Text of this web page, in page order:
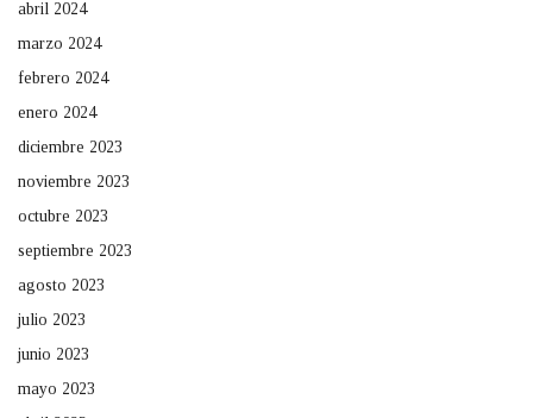
abril 2024
marzo 2024
febrero 2024
enero 2024
diciembre 2023
noviembre 2023
octubre 2023
septiembre 2023
agosto 2023
julio 2023
junio 2023
mayo 2023